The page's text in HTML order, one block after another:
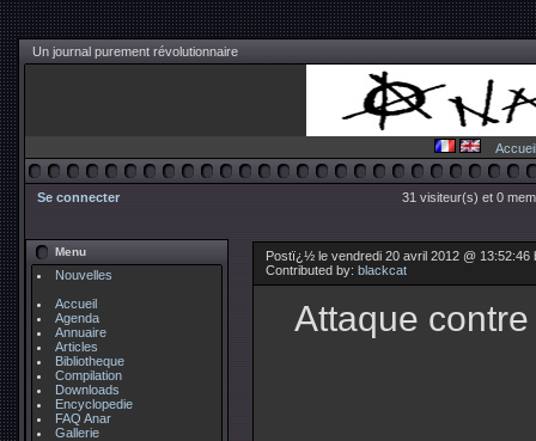
Un journal purement révolutionnaire
Accueil
Se connecter 31 visiteur(s) et 0
Menu
Nouvelles
Accueil
Agenda
Annuaire
Articles
Bibliotheque
Compilation
Downloads
Encyclopedie
FAQ Anar
Gallerie
Postï¿½ le vendredi 20 avril 2012 @ 13:52:46
Contributed by: blackcat
Attaque